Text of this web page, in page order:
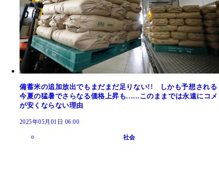
備蓄米の追加放出でもまだまだ足りない!! しかも予想される
今夏の猛暑でさらなる価格上昇も......このままでは永遠にコメ
が安くならない理由
2025年05月01日 06:00
社会